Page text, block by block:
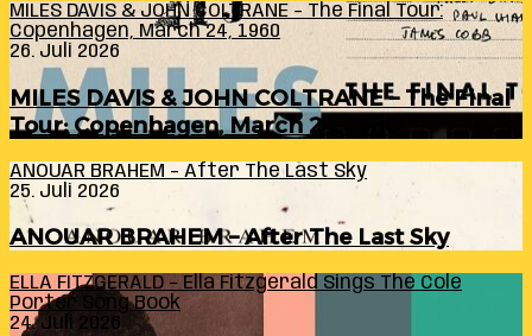
MILES DAVIS & JOHN COLTRANE – The Final Tour:
Copenhagen, March 24, 1960
26. Juli 2026
MILES DAVIS & JOHN COLTRANE – The Final
Tour: Copenhagen, March 24, 1960
ANOUAR BRAHEM – After The Last Sky
25. Juli 2026
ANOUAR BRAHEM – After The Last Sky
ELLA FITZGERALD – Ella Fitzgerald Sings The Cole
Porter Song Book
24. Juli 2026